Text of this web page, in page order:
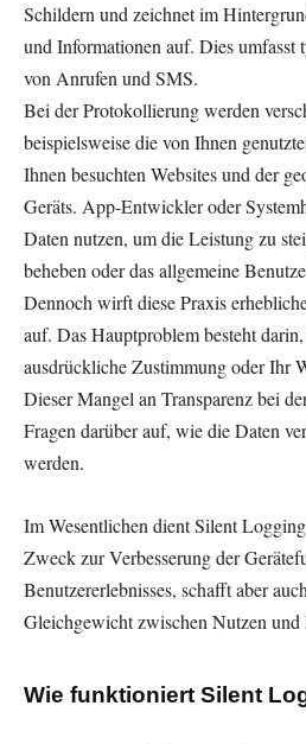
Schildern und zeichnet im
und Informationen auf. Dies umfasst
von Anrufen und SMS.
Bei der Protokollierung werden
beispielsweise die von Ihnen
Ihnen besuchten Websites und der
Geräts. App-Entwickler oder
Daten nutzen, um die Leistung zu
beheben oder das allgemeine
Dennoch wirft diese Praxis
auf. Das Hauptproblem besteht
ausdrückliche Zustimmung oder Ihr
Dieser Mangel an Transparenz bei
Fragen darüber auf, wie die Daten
werden.
Im Wesentlichen dient Silent
Zweck zur Verbesserung der
Benutzererlebnisses, schafft aber
Gleichgewicht zwischen Nutzen und
Wie funktioniert Silent